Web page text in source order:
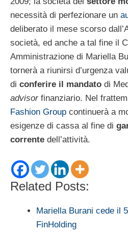
necessità di perfezionare un
deliberato il mese scorso
società, ed anche a tal fine il
Amministrazione di Mariella
tornerà a riunirsi d’urgenza
di conferire il mandato di
advisorfinanziario. Nel
Fashion Group continuerà a
esigenze di cassa al fine di
corrente dell’attività.
Related Posts:
Mariella Burani cede il
FinHolding